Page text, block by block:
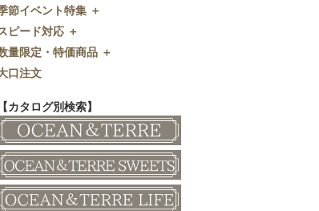
席札立て
耳かき＆ぺん
紅茶＆コーヒー
和風プチギフト
その他
珈琲・紅茶
鰹節・フード
ペンダントクロック
ミラー
メッセージパズル
似顔絵
和風ボード
演出用品
リングピロー
ブーケプルズ
結婚証明書
その他
節イベント特集 ＋
季節イベント特集
サクラ
クローバー
クリスマス
バレンタイン
ホワイトデー
母の日
父の日
ピード対応 ＋
スピード対応
即日お急ぎ発送
量限定・特価商品 ＋
数量限定・特価商品
口注文
【カタログ別検索】